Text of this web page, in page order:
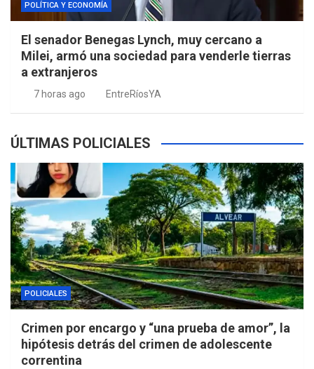
POLÍTICA Y ECONOMÍA
El senador Benegas Lynch, muy cercano a
Milei, armó una sociedad para venderle tierras
a extranjeros
7 horas ago EntreRíosYA
ÚLTIMAS POLICIALES
POLICIALES
Crimen por encargo y “una prueba de amor”, la
hipótesis detrás del crimen de adolescente
correntina